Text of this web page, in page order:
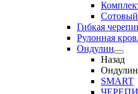
Гибкая
Рулонная
Ондулин
Назад
Ондулин
SMART